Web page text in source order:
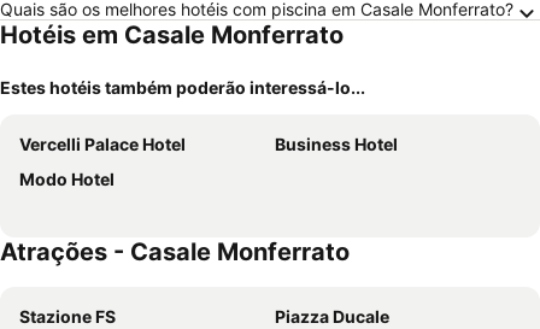
Quais são os melhores hotéis com piscina em Casale Monferrato?
Hotéis em Casale Monferrato
Estes hotéis também poderão interessá-lo...
Vercelli Palace Hotel
Business Hotel
Modo Hotel
Atrações - Casale Monferrato
Stazione FS
Piazza Ducale